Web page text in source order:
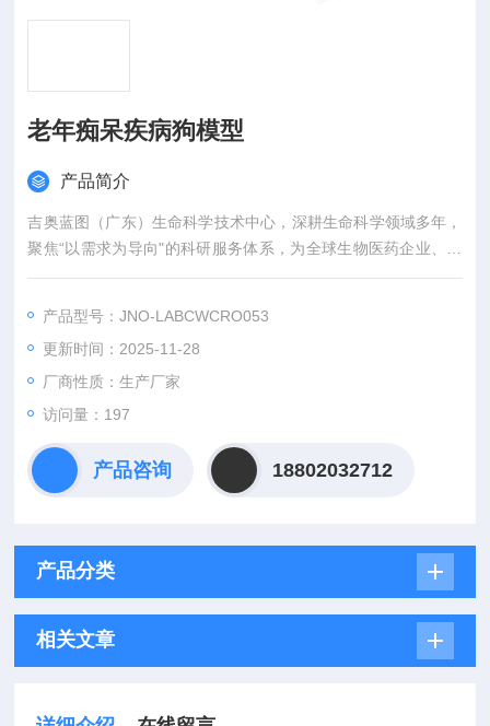
老年痴呆疾病狗模型
产品简介
吉奥蓝图（广东）生命科学技术中心，深耕生命科学领域多年，
聚焦“以需求为导向"的科研服务体系，为全球生物医药企业、科
研机构及临床单位提供从靶点发现到临床前研究的一站式、全链
际标准的实验平台和智能化管理体系，助力创新药物开发提速增
效！
产品型号：JNO-LABCWCRO053
更新时间：2025-11-28
厂商性质：生产厂家
访问量：197
产品咨询 18802032712
产品分类
相关文章